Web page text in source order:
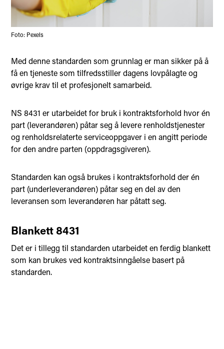
Foto: Pexels
Med denne standarden som grunnlag er man sikker på å
få en tjeneste som tilfredsstiller dagens lovpålagte og
øvrige krav til et profesjonelt samarbeid.
NS 8431 er utarbeidet for bruk i kontraktsforhold hvor én
part (leverandøren) påtar seg å levere renholdstjenester
og renholdsrelaterte serviceoppgaver i en angitt periode
for den andre parten (oppdragsgiveren).
Standarden kan også brukes i kontraktsforhold der én
part (underleverandøren) påtar seg en del av den
leveransen som leverandøren har påtatt seg.
Blankett 8431
Det er i tillegg til standarden utarbeidet en ferdig blankett
som kan brukes ved kontraktsinngåelse basert på
standarden.